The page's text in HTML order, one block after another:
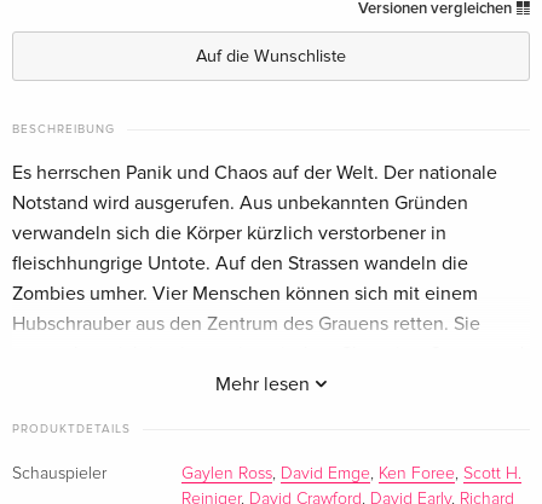
Deutsch
EUR 65,49
Argento Cut, Mediabook, Uncut, 4K Ultra HD
Deutsch
vergriffen
Argento Cut, Limited Edition, Mediabook,
Uncut, 4K Ultra HD + 2 Blu-rays —
(ausgewählt)
Deutsch
vergriffen
VHS Retro Edition, Cover A, 4K Ultra HD + 3
vergriffen
VHS Retro Edition, Argento Fassung, Limited
Deutsch
Versionen vergleichen
Auf die Wunschliste
BESCHREIBUNG
Mehr lesen
Es herrschen Panik und Chaos auf der Welt. Der nationale
Notstand wird ausgerufen. Aus unbekannten Gründen
verwandeln sich die Körper kürzlich verstorbener in
fleischhungrige Untote. Auf den Strassen wandeln die
Zombies umher. Vier Menschen können sich mit einem
Hubschrauber aus den Zentrum des Grauens retten. Sie
verschanzen sich dort. Anfangs scheint dies ein sicherer Ort
angenommen. Gemeinsam beginnen sie einen Kampf gegen
PRODUKTDETAILS
Schauspieler Gaylen Ross, David Emge, Ken Foree, Scott H.
Reiniger, David Crawford, David Early, Richard